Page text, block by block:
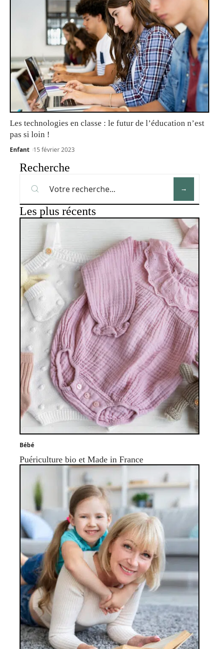
Les technologies en classe : le futur de l’éducation n’est
pas si loin !
Enfant 15 février 2023
Recherche
Les plus récents
Bébé
Puériculture bio et Made in France